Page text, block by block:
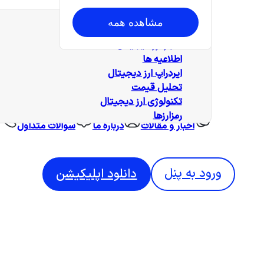
مشاهده همه
همه‌ مطالب
آموزش
اطلاعیه ها
ایردراپ ارز دیجیتال
تحلیل قیمت
تکنولوژی ارز دیجیتال
رمزارزها
اخبار و مقالات درباره ما سوالات متداول
ورود به پنل دانلود اپلیکیشن